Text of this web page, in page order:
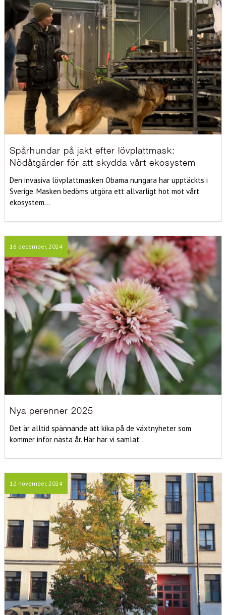
Spårhundar på jakt efter lövplattmask:
Nödåtgärder för att skydda vårt ekosystem
Den invasiva lövplattmasken Obama nungara har upptäckts i
Sverige. Masken bedöms utgöra ett allvarligt hot mot vårt
ekosystem...
16 december, 2024
Nya perenner 2025
Det är alltid spännande att kika på de växtnyheter som
kommer inför nästa år. Här har vi samlat...
12 november, 2024